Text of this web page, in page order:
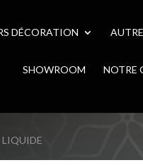
DÉCORATION
SHOWROOM NOTRE
LIQUIDE